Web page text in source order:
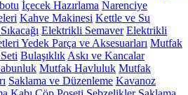
İçecek Hazırlama Narenciye
Kahve Makinesi Kettle ve Su
Elektrikli Semaver Elektrikli
Yedek Parça ve Aksesuarları Mutfak
Bulaşıklık Askı ve Kancalar
Mutfak Havluluk Mutfak
Saklama ve Düzenleme Kavanoz